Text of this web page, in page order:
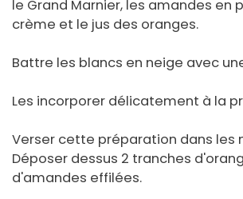
le Grand Marnier, les amandes en
crème et le jus des oranges.
Battre les blancs en neige avec
Les incorporer délicatement à la
Verser cette préparation dans les
Déposer dessus 2 tranches
d'amandes effilées.